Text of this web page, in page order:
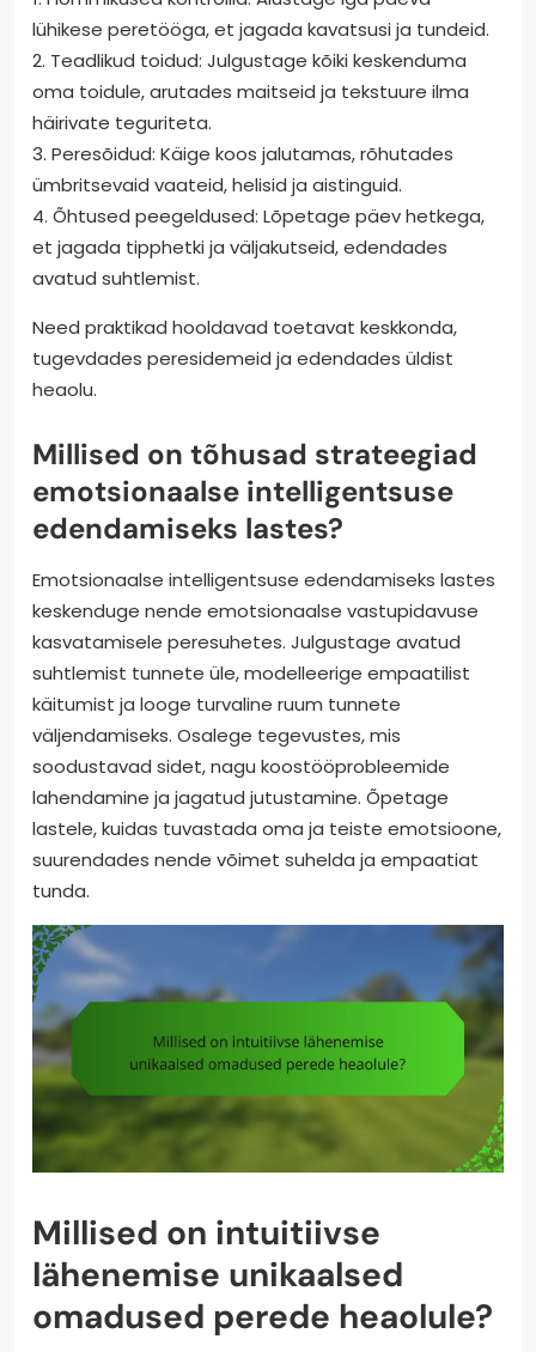
lühikese peretööga, et jagada kavatsusi ja tundeid.
2. Teadlikud toidud: Julgustage kõiki keskenduma
oma toidule, arutades maitseid ja tekstuure ilma
häirivate teguriteta.
3. Peresõidud: Käige koos jalutamas, rõhutades
ümbritsevaid vaateid, helisid ja aistinguid.
4. Õhtused peegeldused: Lõpetage päev hetkega,
et jagada tipphetki ja väljakutseid, edendades
avatud suhtlemist.
Need praktikad hooldavad toetavat keskkonda,
tugevdades peresidemeid ja edendades üldist
heaolu.
Millised on tõhusad strateegiad
emotsionaalse intelligentsuse
edendamiseks lastes?
Emotsionaalse intelligentsuse edendamiseks lastes
keskenduge nende emotsionaalse vastupidavuse
kasvatamisele peresuhetes. Julgustage avatud
suhtlemist tunnete üle, modelleerige empaatilist
käitumist ja looge turvaline ruum tunnete
väljendamiseks. Osalege tegevustes, mis
soodustavad sidet, nagu koostööprobleemide
lahendamine ja jagatud jutustamine. Õpetage
lastele, kuidas tuvastada oma ja teiste emotsioone,
suurendades nende võimet suhelda ja empaatiat
tunda.
Millised on intuitiivse
lähenemise unikaalsed
omadused perede heaolule?